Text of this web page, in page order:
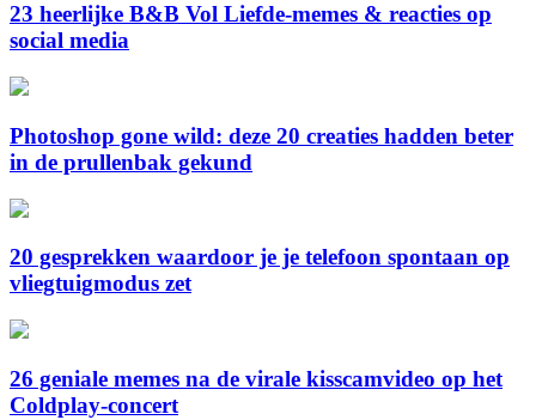
23 heerlijke B&B Vol Liefde-memes & reacties op
social media
Photoshop gone wild: deze 20 creaties hadden beter
in de prullenbak gekund
20 gesprekken waardoor je je telefoon spontaan op
vliegtuigmodus zet
26 geniale memes na de virale kisscamvideo op het
Coldplay-concert